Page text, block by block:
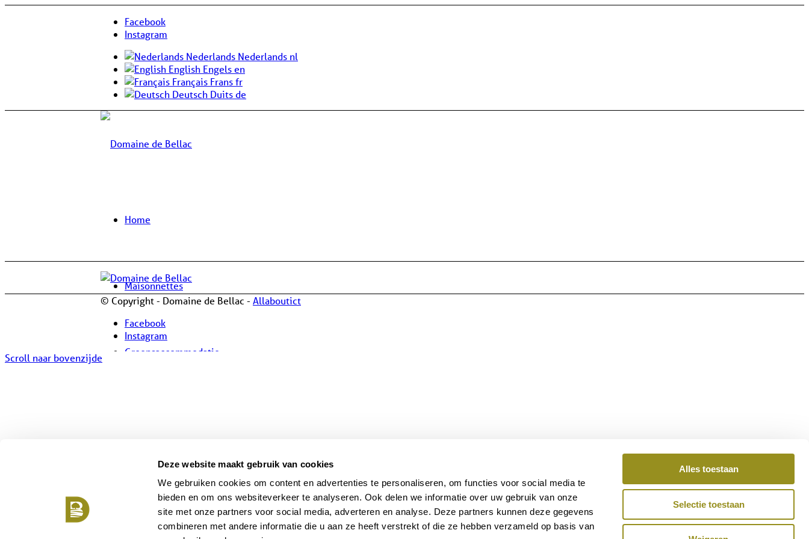
Deze website maakt gebruik van cookies
We gebruiken cookies om content en advertenties te personaliseren, om functies voor social media te
bieden en om ons websiteverkeer te analyseren. Ook delen we informatie over uw gebruik van onze
site met onze partners voor social media, adverteren en analyse. Deze partners kunnen deze gegevens
combineren met andere informatie die u aan ze heeft verstrekt of die ze hebben verzameld op basis van
Alles toestaan
Selectie toestaan
Facebook
Instagram
Nederlands Nederlands nl
English Engelsen
Français Fransfr
Deutsch Duitsde
Home
Maisonnettes
Groepsaccommodatie
Over Bellac
© Copyright - Domaine de Bellac - Allaboutict
Facebook
Instagram
Scroll naar bovenzijde